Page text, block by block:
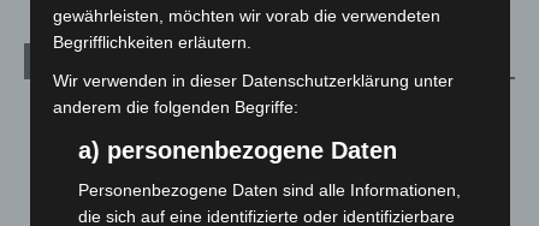
Region Hannover: 21 neue Notfallsanitäter starten beim
5. August 2026
Mann läuft mit Hockeyschläger über A7 – Polizei sucht
gewährleisten, möchten wir vorab die verwendeten
Begrifflichkeiten erläutern.
Wir verwenden in dieser Datenschutzerklärung unter
anderem die folgenden Begriffe:
a) personenbezogene Daten
Personenbezogene Daten sind alle Informationen,
die sich auf eine identifizierte oder identifizierbare